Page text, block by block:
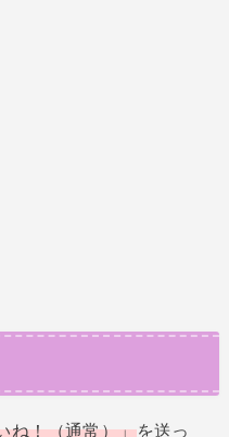
ね！（通常）」を送っ